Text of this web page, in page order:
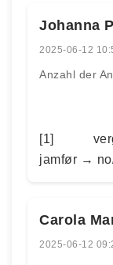
Johanna
2025-06-12
Anzahl der
[1]
jamfør →
Carola
2025-06-12